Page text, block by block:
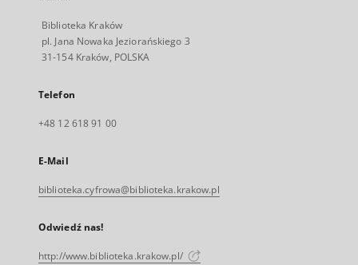
Biblioteka Kraków
pl. Jana Nowaka Jeziorańskiego 3
31-154 Kraków, POLSKA
Telefon
+48 12 618 91 00
E-Mail
biblioteka.cyfrowa@biblioteka.krakow.pl
Odwiedź nas!
http://www.biblioteka.krakow.pl/